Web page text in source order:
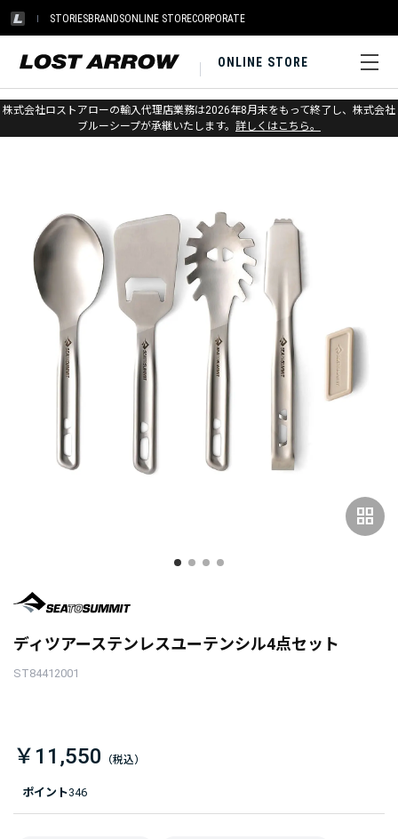
STORIESBRANDSONLINE STORECORPORATE
ONLINE STORE
株式会社ロストアローの輸入代理店業務は2026年8月末をもって終了し、株式会社
ブルーシープが承継いたします。 詳しくはこちら。
ホーム > シートゥサミット > キャンプキッチン
grid_view
ディツアーステンレスユーテンシル4点セット
ST84412001
ポイント346
￥11,550